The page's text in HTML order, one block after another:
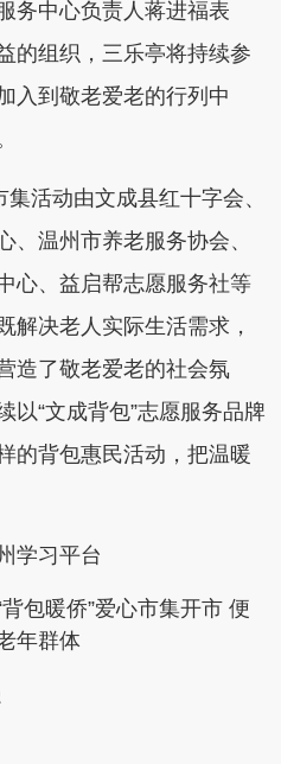
中心负责人蒋进福表
的组织，三乐亭将持续参
入到敬老爱老的行列中
活动由文成县红十字会、
、温州市养老服务协会、
心、益启帮志愿服务社等
解决老人实际生活需求，
造了敬老爱老的社会氛
以“文成背包”志愿服务品牌
的背包惠民活动，把温暖
学习平台
包暖侨”爱心市集开市 便
年群体